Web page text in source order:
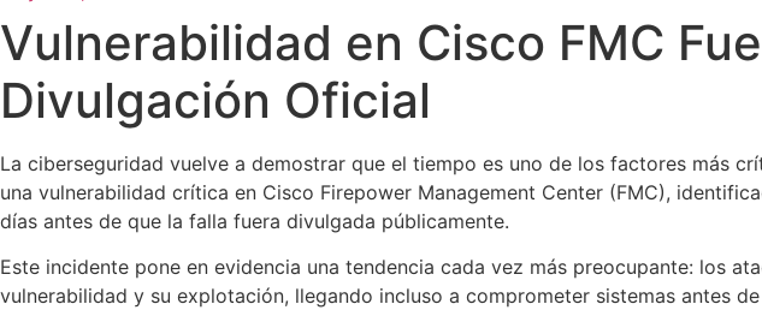
Vulnerabilidad en Cisco FMC
Divulgación Oficial
La ciberseguridad vuelve a demostrar que el tiempo es uno de los factores más
una vulnerabilidad crítica en Cisco Firepower Management Center (FMC),
días antes de que la falla fuera divulgada públicamente.
Este incidente pone en evidencia una tendencia cada vez más preocupante: los
vulnerabilidad y su explotación, llegando incluso a comprometer sistemas antes